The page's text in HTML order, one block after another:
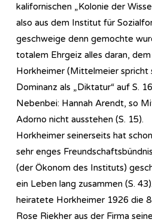
kalifornischen „Kolonie der
also aus dem Institut für
geschweige denn gemochte
totalem Ehrgeiz alles daran,
Horkheimer (Mittelmeier spricht
Dominanz als „Diktatur“ auf S.
Nebenbei: Hannah Arendt, so
Adorno nicht ausstehen (S. 15).
Horkheimer seinerseits hat
sehr enges
(der Ökonom des Instituts)
ein Leben lang zusammen (S.
heiratete Horkheimer 1926 die
Rose Riekher aus der Firma